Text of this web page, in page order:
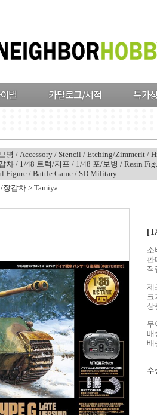
병 / Accessory / Stencil / Etching/Zimmerit /
차 / 1/48 트럭/지프 / 1/48 포/보병 / Resin
Figure / Battle Game / SD Military
장갑차> Tamiya
소
판
적
제
크
상
무
배
배
수